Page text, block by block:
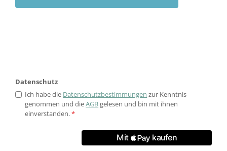
Datenschutz
Ich habe die Datenschutzbestimmungen zur Kenntnis
genommen und dieAGBgelesen und bin mit ihnen
einverstanden.*